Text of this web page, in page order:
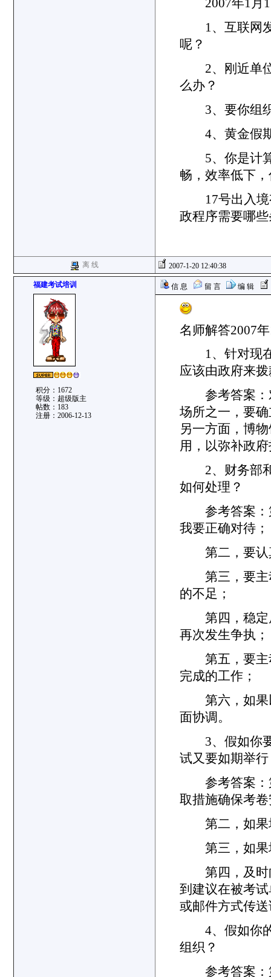
2007年1月
1、互联网发
呢？
2、刚近单位
么办？
3、要你组织
4、黄金假期
5、你是计算
畅，效率低下
17号出入境
政程序需要哪
离 线 2007-1-20 12:40:38
福建考试培训
积分：1672
等级：超级版主
帖数：183
注册：2006-12-13
信 息 留 言 编 辑
名师解答2007
1、针对现在
应该由政府来
参考答案：
场所之一，要
另一方面，博
用，以弥补政
2、财务部和
如何处理？
参考答案：
我要正确对待；
第二，要认
第三，要主
的不足；
第四，稳定
再次发生争执；
第五，要主
完成的工作；
第六，如果
面协调。
3、假如你要
试又要如期举
参考答案：
取措施确保考
第二，如果
第三，如果
第四，及时
到建议在被考
或邮件方式传
4、假如你的
组织？
参考答案：